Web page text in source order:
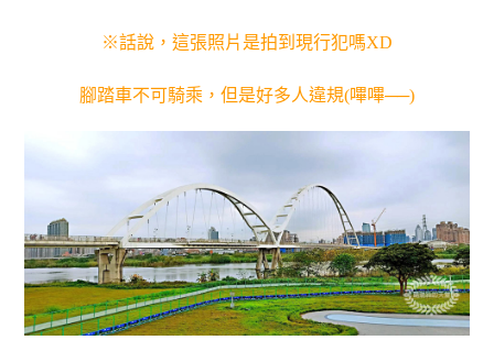
※話說，這張照片是拍到現行犯嗎XD
腳踏車不可騎乘，但是好多人違規(嗶嗶──)